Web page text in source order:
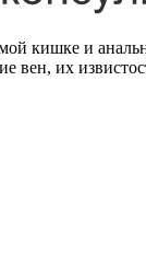
кишке и
вен, их